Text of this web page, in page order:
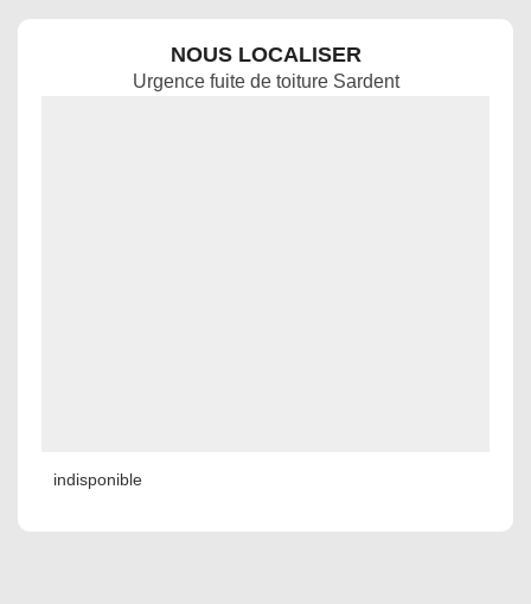
NOUS LOCALISER
Urgence fuite de toiture Sardent
indisponible